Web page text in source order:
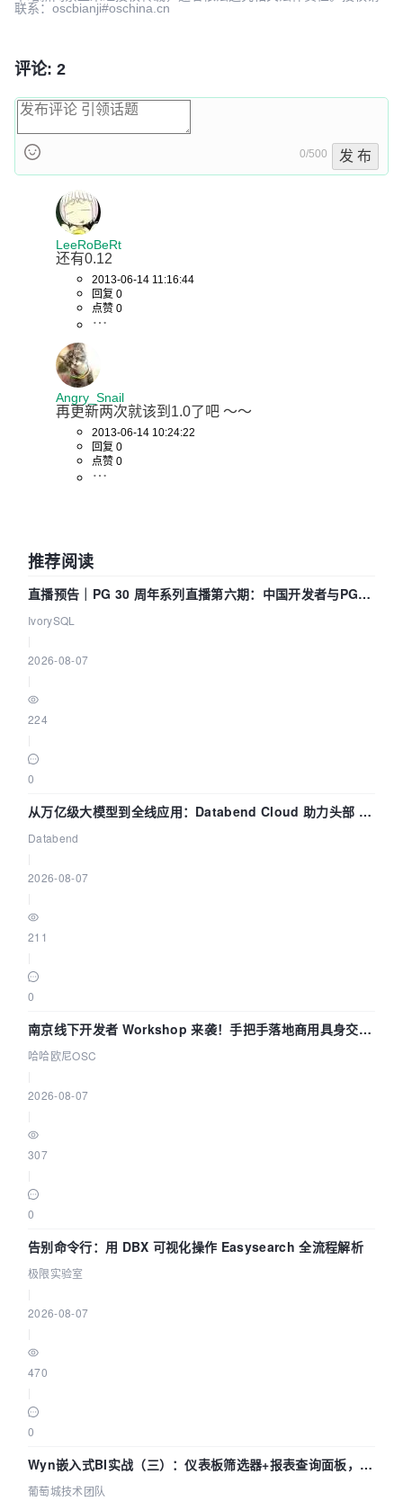
联系：oscbianji#oschina.cn
评论: 2
0/500 发 布
LeeRoBeRt
还有0.12
2013-06-14 11:16:44
回复 0
点赞 0
Angry_Snail
再更新两次就该到1.0了吧 ～～
2013-06-14 10:24:22
回复 0
点赞 0
推荐阅读
直播预告｜PG 30 周年系列直播第六期：中国开发者与PG内
核——我们改得动吗？我们贡献了什么？
IvorySQL
2026-08-07
224
0
从万亿级大模型到全线应用：Databend Cloud 助力头部 AI
企业构建全链路 Trace 数据管道
Databend
2026-08-07
211
0
南京线下开发者 Workshop 来袭！手把手落地商用具身交互
智能 Agent 应用
哈哈欧尼OSC
2026-08-07
307
0
告别命令行：用 DBX 可视化操作 Easysearch 全流程解析
极限实验室
2026-08-07
470
0
Wyn嵌入式BI实战（三）：仪表板筛选器+报表查询面板，参
数联动全闭环
葡萄城技术团队